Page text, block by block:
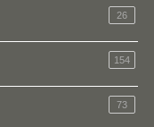
26
154
73